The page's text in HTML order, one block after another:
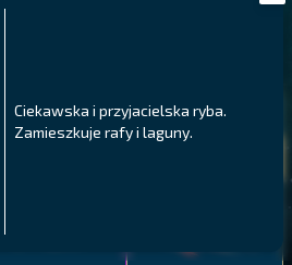
Ciekawska i przyjacielska ryba.
Zamieszkuje rafy i laguny.
PÓŁNOCNE FIORDY WYSPY GALAPAGOS